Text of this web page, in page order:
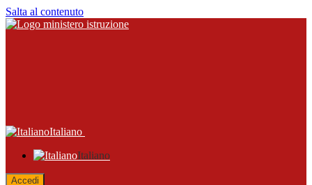
Salta al contenuto
Italiano
Italiano
Accedi